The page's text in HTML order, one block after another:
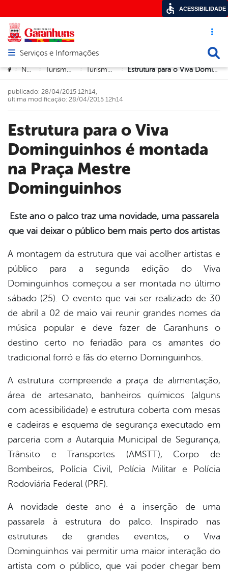
Acesso
Abrir menu principal de navegação
Serviços e Informações
Você está aqui:
> Notícias > Turismo e Cultura > Turismo e Cultura > Estrutura para o Viva Dominguinhos é montada na Praça Mestre Dominguinhos
Estrutura para o Viva
Dominguinhos é montada
na Praça Mestre
Dominguinhos
publicado: 28/04/2015 12h14,
última modificação: 28/04/2015 12h14
Este ano o palco traz uma novidade, uma passarela
que vai deixar o público bem mais perto dos artistas
A montagem da estrutura que vai acolher artistas e
público para a segunda edição do Viva
Dominguinhos começou a ser montada no último
sábado (25). O evento que vai ser realizado de 30
de abril a 02 de maio vai reunir grandes nomes da
música popular e deve fazer de Garanhuns o
destino certo no feriadão para os amantes do
tradicional forró e fãs do eterno Dominguinhos.
A estrutura compreende a praça de alimentação,
área de artesanato, banheiros químicos (alguns
com acessibilidade) e estrutura coberta com mesas
e cadeiras e esquema de segurança executado em
parceria com a Autarquia Municipal de Segurança,
Trânsito e Transportes (AMSTT), Corpo de
Bombeiros, Polícia Civil, Polícia Militar e Polícia
Rodoviária Federal (PRF).
A novidade deste ano é a inserção de uma
passarela à estrutura do palco. Inspirado nas
estruturas de grandes eventos, o Viva
Dominguinhos vai permitir uma maior interação do
artista com o público, que vai poder chegar bem
ACESSIBILIDADE